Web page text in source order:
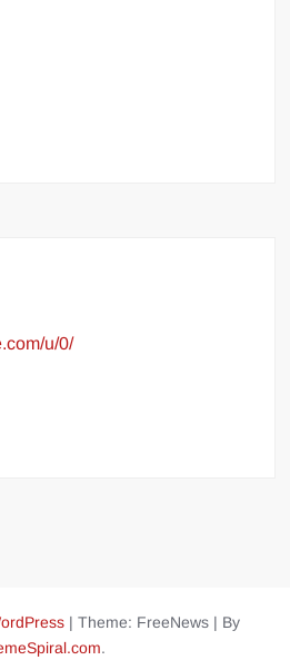
u/0/
| Theme: FreeNews | By
.